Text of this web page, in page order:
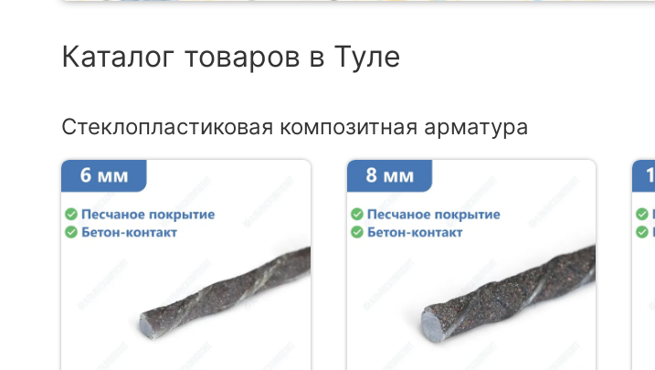
Каталог товаров в Туле
Стеклопластиковая композитная арматура